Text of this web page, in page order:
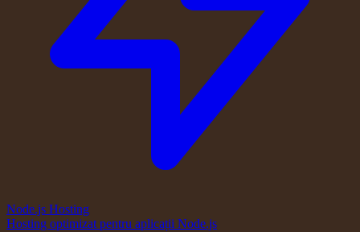
Node.js Hosting
Hosting optimizat pentru aplicații Node.js